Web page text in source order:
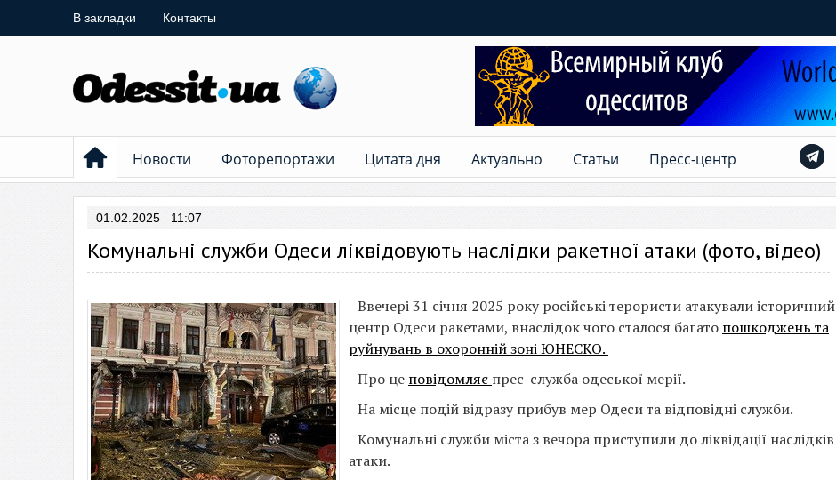
В закладки Контакты
Новости Фоторепортажи Цитата дня Актуально Статьи Пресс-центр
01.02.2025 11:07
Комунальні служби Одеси ліквідовують наслідки ракетної атаки (фото, відео)
Ввечері 31 січня 2025 року російські терористи атакували історичний
центр Одеси ракетами, внаслідок чого сталося багато пошкоджень та
руйнувань в охоронній зоні ЮНЕСКО.
Про це повідомляє прес-служба одеської мерії.
На місце подій відразу прибув мер Одеси та відповідні служби.
Комунальні служби міста з вечора приступили до ліквідації наслідків
атаки.